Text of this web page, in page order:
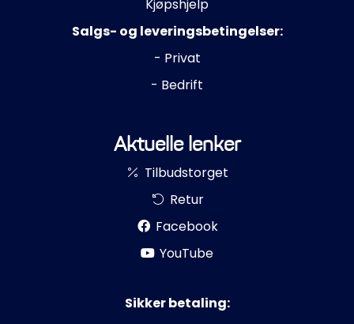
Kjøpshjelp
Salgs- og leveringsbetingelser:
- Privat
- Bedrift
Aktuelle lenker
Tilbudstorget
Retur
Facebook
YouTube
Sikker betaling: